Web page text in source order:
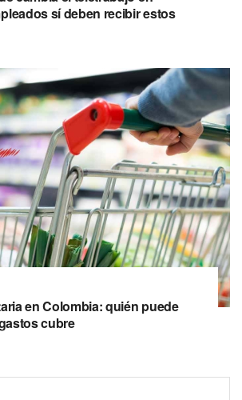
sí deben recibir estos
en Colombia: quién puede
cubre